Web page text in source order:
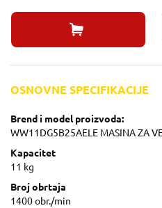
OSNOVNE SPECIFIKACIJE
Brend i model proizvoda:
WW11DG5B25AELE MASINA ZA
Kapacitet
11 kg
Broj obrtaja
1400 obr./min